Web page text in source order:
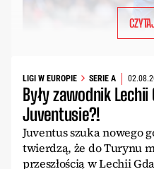
LIGI W EUROPIE SERIE A
Były zawodnik
Juventusie?!
Juventus szuka nowego
twierdzą, że do Turynu
przeszłością w Lechii